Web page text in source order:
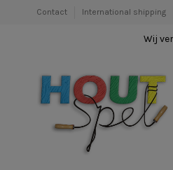
Contact International shipping
Wij